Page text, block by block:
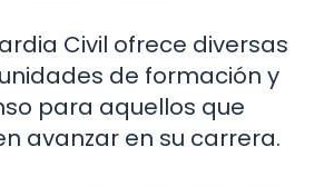
Civil ofrece diversas
de formación y
para aquellos que
avanzar en su carrera.